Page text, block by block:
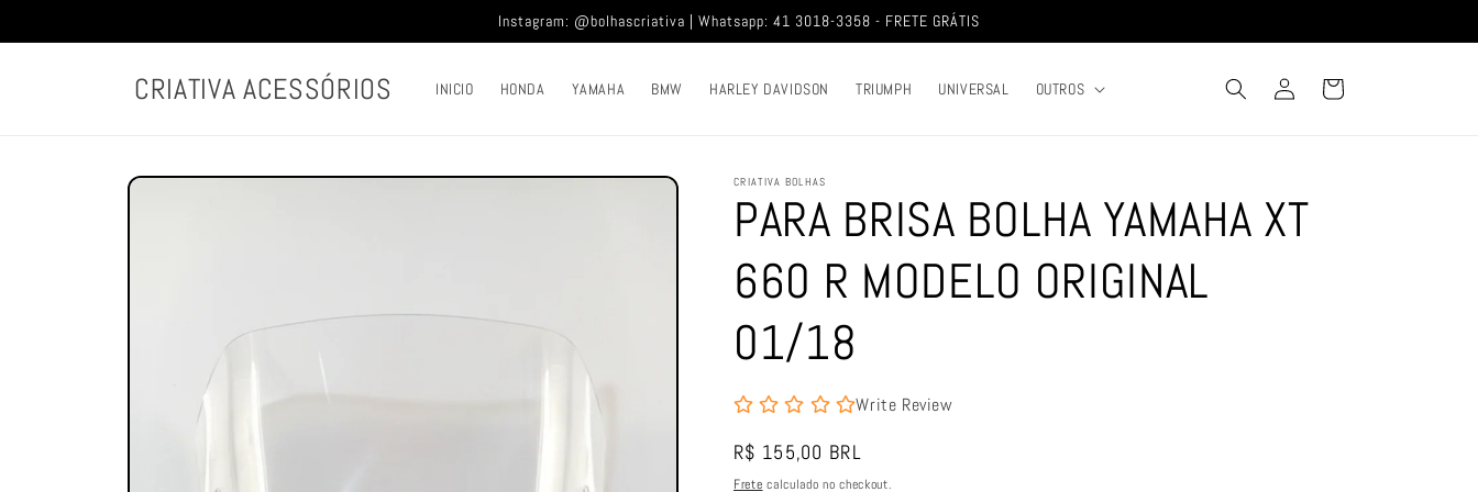
conteúdo
Instagram: @bolhascriativa | Whatsapp: 41 3018-3358 - FRETE GRÁTIS
CRIATIVA ACESSÓRIOS INICIO HONDA YAMAHA BMW HARLEY DAVIDSON TRIUMPH UNIVERSAL OUTROS
Fazer
login
Carrinho
Pular para
CRIATIVA BOLHAS
PARA BRISA BOLHA YAMAHA XT
660 R MODELO ORIGINAL
01/18
Write Review
Preço
normal
R$ 155,00 BRL
Frete calculado no checkout.